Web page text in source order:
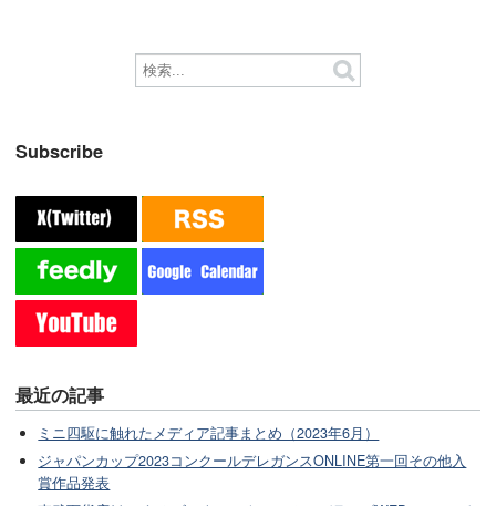
Subscribe
最近の記事
ミニ四駆に触れたメディア記事まとめ（2023年6月）
ジャパンカップ2023コンクールデレガンスONLINE第一回その他入
賞作品発表